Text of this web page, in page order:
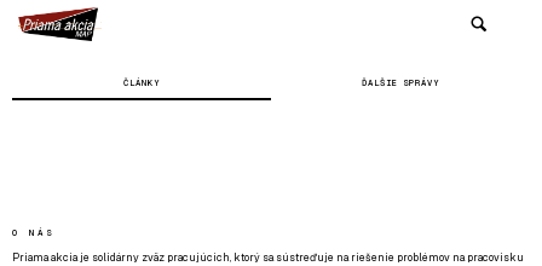
ČLÁNKY ĎALŠIE SPRÁVY
O NÁS
Priama akcia je solidárny zväz pracujúcich, ktorý sa sústreďuje na riešenie problémov na pracovisku